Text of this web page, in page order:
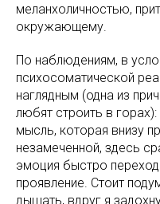
меланхоличностью,
окружающему.
По наблюдениям, в
психосоматической
наглядным (одна из
любят строить в
мысль, которая внизу
незамеченной, здесь
эмоция быстро
проявление. Стоит
дышать, вдруг я